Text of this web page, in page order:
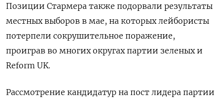
Позиции Стармера также подорвали результаты
местных выборов в мае, на которых лейбористы
потерпели сокрушительное поражение,
проиграв во многих округах партии зеленых и
Reform UK.
Рассмотрение кандидатур на пост лидера партии